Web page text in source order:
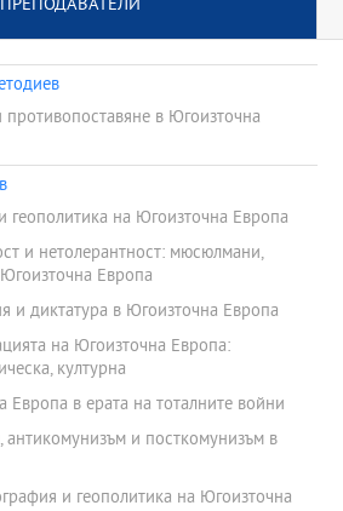
ПРЕПОДАВАТЕЛИ
в Югоизточна
геополитика на Югоизточна Европа
и нетолерантност: мюсюлмани,
Европа
и диктатура в Югоизточна Европа
на Югоизточна Европа:
културна
Европа в ерата на тоталните войни
и посткомунизъм в
и геополитика на Югоизточна